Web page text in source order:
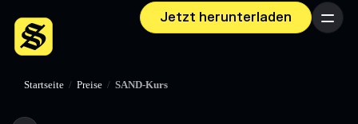
Jetzt herunterladen Menü
Startseite / Preise / SAND-Kurs